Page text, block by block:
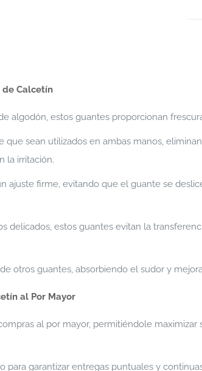
de Calcetín
algodón, estos guantes proporcionan
que sean utilizados en ambas manos,
la irritación.
ajuste firme, evitando que el guante se
delicados, estos guantes evitan la
otros guantes, absorbiendo el sudor y
al Por Mayor
al por mayor, permitiéndole
garantizar entregas puntuales y